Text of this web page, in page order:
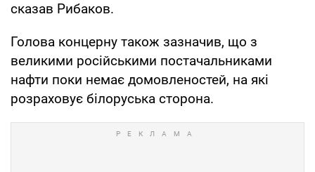
сказав Рибаков.
Голова концерну також зазначив, що з
великими російськими постачальниками
нафти поки немає домовленостей, на які
розраховує білоруська сторона.